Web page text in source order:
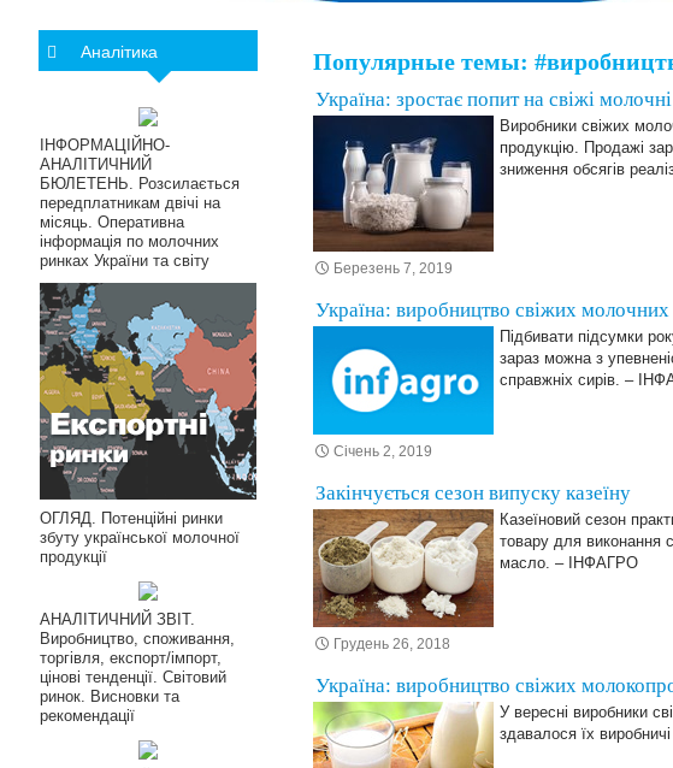
Популярные темы:
Україна: зростає попит на свіжі
Виробники свіжих
продукцію. Продажі
зниження обсягів
Березень 7, 2019
Україна: виробництво свіжих молочних
Підбивати підсумки
зараз можна з
справжніх сирів. –
Січень 2, 2019
Закінчується сезон випуску казеїну
Казеїновий сезон
товару для виконання
масло. – ІНФАГРО
Грудень 26, 2018
Україна: виробництво свіжих
У вересні виробники
здавалося їх
Аналітика
ІНФОРМАЦІЙНО-
АНАЛІТИЧНИЙ
БЮЛЕТЕНЬ. Розсилається
передплатникам двічі на
місяць. Оперативна
інформація по молочних
ринках України та світу
ОГЛЯД. Потенційні ринки
збуту української молочної
продукції
АНАЛІТИЧНИЙ ЗВІТ.
Виробництво, споживання,
торгівля, експорт/імпорт,
цінові тенденції. Світовий
ринок. Висновки та
рекомендації